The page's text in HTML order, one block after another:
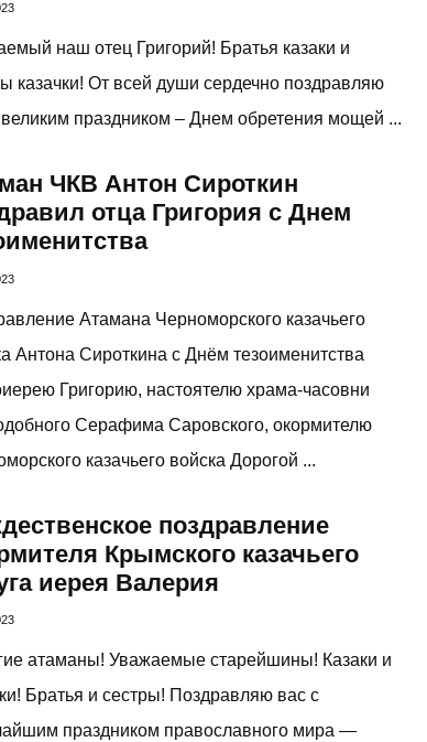
наш отец Григорий! Братья казаки и
казачки! От всей души сердечно поздравляю
великим праздником – Днем обретения мощей ...
ЧКВ Антон Сироткин
отца Григория с Днем
Атамана Черноморского казачьего
Антона Сироткина с Днём тезоименитства
Григорию, настоятелю храма-часовни
Серафима Саровского, окормителю
казачьего войска Дорогой ...
поздравление
Крымского казачьего
иерея Валерия
атаманы! Уважаемые старейшины! Казаки и
Братья и сестры! Поздравляю вас с
праздником православного мира —